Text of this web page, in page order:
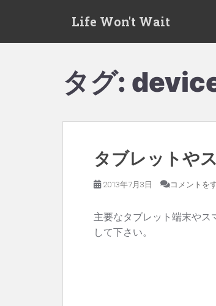
Life Won't Wait
タグ:
タブレットや
2013年7月3日 コメントを
主要なタブレット端末や
して下さい。